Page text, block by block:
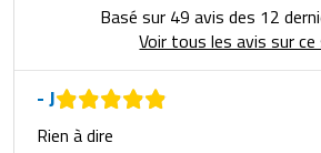
Basé sur 49 avis des 12
Voir tous les avis sur
- J
Rien à dire